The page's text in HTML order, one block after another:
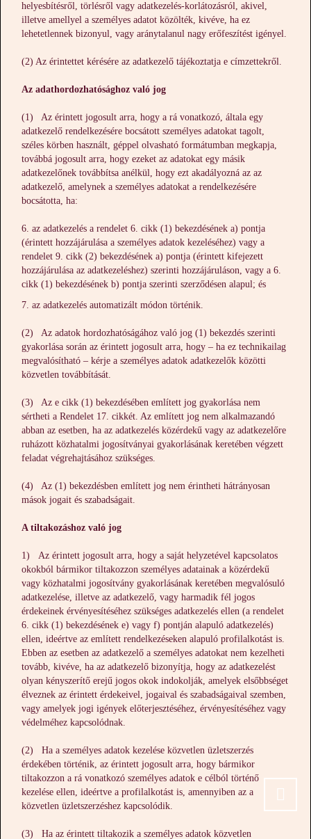
helyesbítésről, törlésről vagy adatkezelés-korlátozásról, akivel,
illetve amellyel a személyes adatot közölték, kivéve, ha ez
lehetetlennek bizonyul, vagy aránytalanul nagy erőfeszítést igényel.
(2) Az érintettet kérésére az adatkezelő tájékoztatja e címzettekről.
Az adathordozhatósághoz való jog
(1) Az érintett jogosult arra, hogy a rá vonatkozó, általa egy
adatkezelő rendelkezésére bocsátott személyes adatokat tagolt,
széles körben használt, géppel olvasható formátumban megkapja,
továbbá jogosult arra, hogy ezeket az adatokat egy másik
adatkezelőnek továbbítsa anélkül, hogy ezt akadályozná az az
adatkezelő, amelynek a személyes adatokat a rendelkezésére
bocsátotta, ha:
az adatkezelés a rendelet 6. cikk (1) bekezdésének a) pontja
(érintett hozzájárulása a személyes adatok kezeléséhez) vagy a
rendelet 9. cikk (2) bekezdésének a) pontja (érintett kifejezett
hozzájárulása az adatkezeléshez) szerinti hozzájáruláson, vagy a 6.
cikk (1) bekezdésének b) pontja szerinti szerződésen alapul; és
az adatkezelés automatizált módon történik.
(2) Az adatok hordozhatóságához való jog (1) bekezdés szerinti
gyakorlása során az érintett jogosult arra, hogy – ha ez technikailag
megvalósítható – kérje a személyes adatok adatkezelők közötti
közvetlen továbbítását.
(3) Az e cikk (1) bekezdésében említett jog gyakorlása nem
sértheti a Rendelet 17. cikkét. Az említett jog nem alkalmazandó
abban az esetben, ha az adatkezelés közérdekű vagy az adatkezelőre
ruházott közhatalmi jogosítványai gyakorlásának keretében végzett
feladat végrehajtásához szükséges.
(4) Az (1) bekezdésben említett jog nem érintheti hátrányosan
mások jogait és szabadságait.
A tiltakozáshoz való jog
1) Az érintett jogosult arra, hogy a saját helyzetével kapcsolatos
okokból bármikor tiltakozzon személyes adatainak a közérdekű
vagy közhatalmi jogosítvány gyakorlásának keretében megvalósuló
adatkezelése, illetve az adatkezelő, vagy harmadik fél jogos
érdekeinek érvényesítéséhez szükséges adatkezelés ellen (a rendelet
6. cikk (1) bekezdésének e) vagy f) pontján alapuló adatkezelés)
ellen, ideértve az említett rendelkezéseken alapuló profilalkotást is.
Ebben az esetben az adatkezelő a személyes adatokat nem kezelheti
tovább, kivéve, ha az adatkezelő bizonyítja, hogy az adatkezelést
olyan kényszerítő erejű jogos okok indokolják, amelyek elsőbbséget
élveznek az érintett érdekeivel, jogaival és szabadságaival szemben,
vagy amelyek jogi igények előterjesztéséhez, érvényesítéséhez vagy
védelméhez kapcsolódnak.
(2) Ha a személyes adatok kezelése közvetlen üzletszerzés
érdekében történik, az érintett jogosult arra, hogy bármikor
tiltakozzon a rá vonatkozó személyes adatok e célból történő
kezelése ellen, ideértve a profilalkotást is, amennyiben az a
közvetlen üzletszerzéshez kapcsolódik.
(3) Ha az érintett tiltakozik a személyes adatok közvetlen